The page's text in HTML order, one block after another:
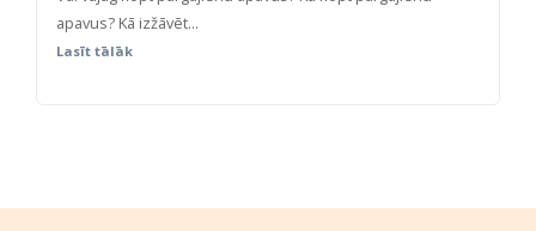
apavus? Kā izžāvēt...
Lasīt tālāk